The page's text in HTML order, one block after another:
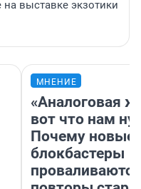
выставке экзотики
МНЕНИЕ
«Аналоговая
вот что нам
Почему новые
блокбастеры